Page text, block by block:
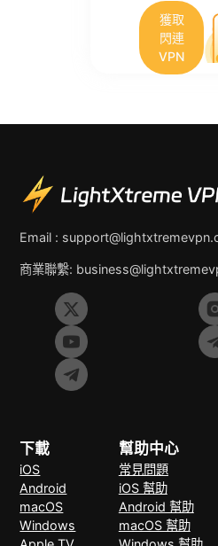
獲取
閃連
VPN
Email :
商業聯繫:
下載
iOS
Android
macOS
Windows
幫助中心
常見問題
iOS 幫助
Android 幫助
macOS 幫助